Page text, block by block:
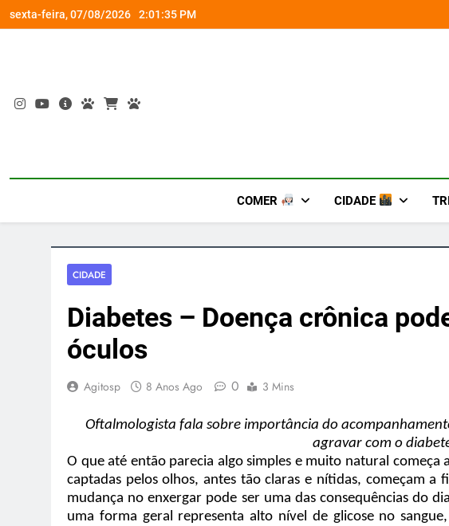
Skip
to
sexta-feira, 07/08/2026 2:01:36 PM
a Nova Orquestra Cobasi participa do GoldeN GatoFest 2026 e oferece
COMER CIDADE
CIDADE
Diabetes – Doença crônica
óculos
Agitosp 8 Anos Ago 0 3 Mins
Oftalmologista fala sobre importância do
agravar com o
O que até então parecia algo simples e muito natural começa
captadas pelos olhos, antes tão claras e nítidas, começam a
mudança no enxergar pode ser uma das consequências do
uma forma geral representa alto nível de glicose no